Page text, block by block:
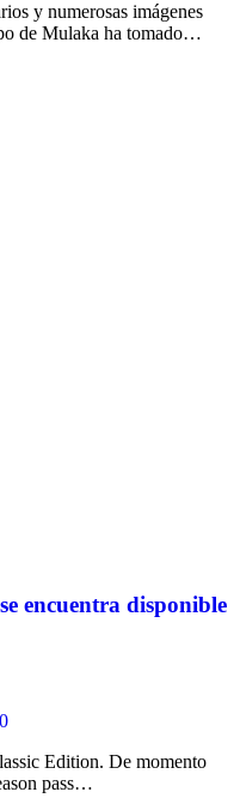
y numerosas imágenes
de Mulaka ha tomado…
encuentra disponible
0
Edition. De momento
pass…